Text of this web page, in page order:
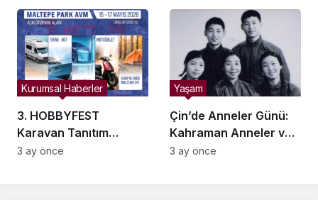
Işıltı Katıyor
3. HOBBYFEST
Karavan Tanıtım
Günleri İstanbul
Kurumsal Haberler
3 ay önce
Çin’de Anneler Günü:
Kahraman Anneler ve
Xi Jinping’e İlham
Yaşam
3 ay önce